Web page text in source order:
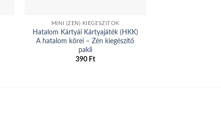
MINI (ZÉN) KIEGÉSZÍTŐK
Hatalom Kártyái Kártyajáték (HKK)
A hatalom körei – Zén kiegészítő
pakli
390 Ft